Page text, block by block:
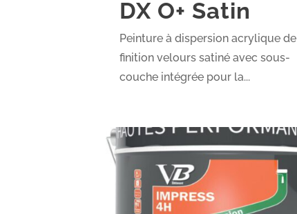
DX O+ Satin
Peinture à dispersion acrylique de
finition velours satiné avec sous-
couche intégrée pour la...